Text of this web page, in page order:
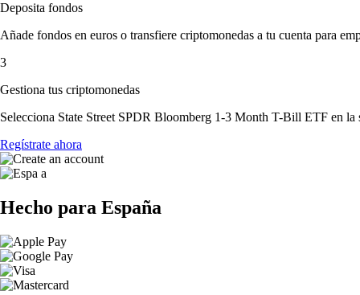
Deposita fondos
Añade fondos en euros o transfiere criptomonedas a tu cuenta para
3
Gestiona tus criptomonedas
Selecciona State Street SPDR Bloomberg 1-3 Month T-Bill ETF en la
Regístrate ahora
Hecho para España